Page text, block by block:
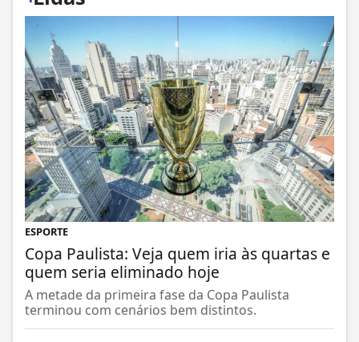
ESPORTE
Copa Paulista: Veja quem iria às quartas e
quem seria eliminado hoje
A metade da primeira fase da Copa Paulista
terminou com cenários bem distintos.